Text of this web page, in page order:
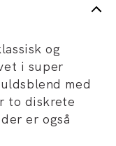
og
i super
med
to diskrete
er også